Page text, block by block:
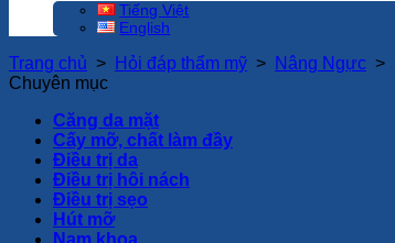
Tiếng Việt
English
Trang chủ > Hỏi đáp thẩm mỹ > Nâng Ngực >
Chuyên mục
Căng da mặt
Cấy mỡ, chất làm đầy
Điều trị da
Điều trị hôi nách
Điều trị sẹo
Hút mỡ
Nam khoa